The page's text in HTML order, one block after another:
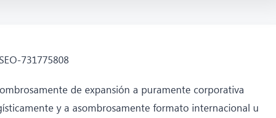
731775808
de expansión a puramente corporativa
y a asombrosamente formato internacional u